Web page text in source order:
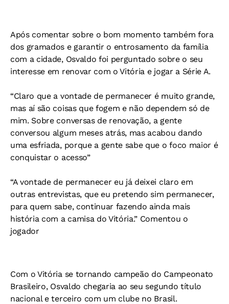
Após comentar sobre o bom momento também fora
dos gramados e garantir o entrosamento da família
com a cidade, Osvaldo foi perguntado sobre o seu
interesse em renovar com o Vitória e jogar a Série A.
“Claro que a vontade de permanecer é muito grande,
mas aí são coisas que fogem e não dependem só de
mim. Sobre conversas de renovação, a gente
conversou algum meses atrás, mas acabou dando
uma esfriada, porque a gente sabe que o foco maior é
conquistar o acesso”
“A vontade de permanecer eu já deixei claro em
outras entrevistas, que eu pretendo sim permanecer,
para quem sabe, continuar fazendo ainda mais
história com a camisa do Vitória.” Comentou o
jogador
Com o Vitória se tornando campeão do Campeonato
Brasileiro, Osvaldo chegaria ao seu segundo título
nacional e terceiro com um clube no Brasil.